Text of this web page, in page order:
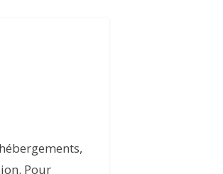
Pour